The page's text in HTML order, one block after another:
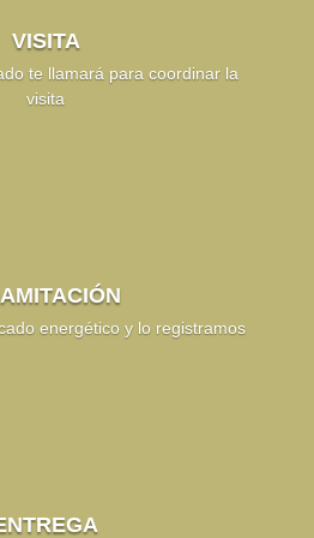
VISITA
te llamará para coordinar la
visita
energético y lo registramos